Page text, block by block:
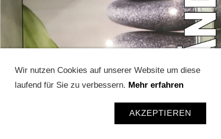
Wir nutzen Cookies auf unserer Website um diese
laufend für Sie zu verbessern. Mehr erfahren
AKZEPTIEREN